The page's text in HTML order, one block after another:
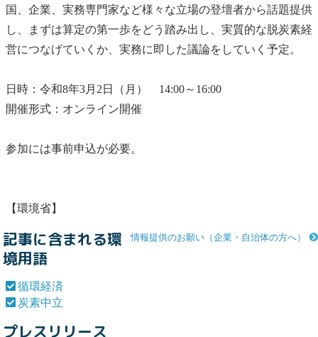
国、企業、実務専門家など様々な立場の登壇者から話題提供
し、まずは算定の第一歩をどう踏み出し、実質的な脱炭素経
営につなげていくか、実務に即した議論をしていく予定。
日時：令和8年3月2日（月） 14:00～16:00
開催形式：オンライン開催
参加には事前申込が必要。
【環境省】
情報提供のお願い（企業・自治体の方へ）
記事に含まれる環
境用語
循環経済
炭素中立
プレスリリース